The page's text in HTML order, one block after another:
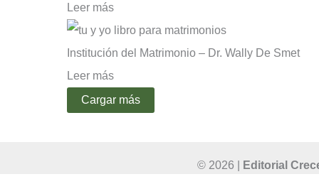
Leer más
Institución del Matrimonio – Dr. Wally De Smet
Leer más
Cargar más
© 2026 | Editorial